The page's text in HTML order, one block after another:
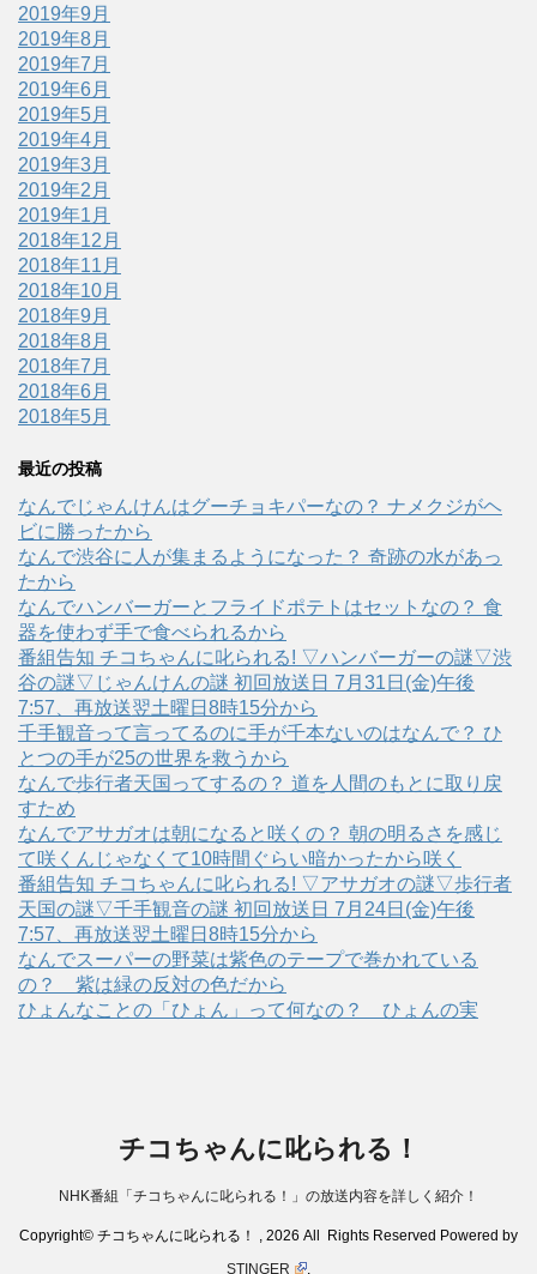
2019年9月
2019年8月
2019年7月
2019年6月
2019年5月
2019年4月
2019年3月
2019年2月
2019年1月
2018年12月
2018年11月
2018年10月
2018年9月
2018年8月
2018年7月
2018年6月
2018年5月
最近の投稿
なんでじゃんけんはグーチョキパーなの？ ナメクジがヘ
ビに勝ったから
なんで渋谷に人が集まるようになった？ 奇跡の水があっ
たから
なんでハンバーガーとフライドポテトはセットなの？ 食
器を使わず手で食べられるから
番組告知 チコちゃんに叱られる! ▽ハンバーガーの謎▽渋
谷の謎▽じゃんけんの謎 初回放送日 7月31日(金)午後
7:57、再放送翌土曜日8時15分から
千手観音って言ってるのに手が千本ないのはなんで？ ひ
とつの手が25の世界を救うから
なんで歩行者天国ってするの？ 道を人間のもとに取り戻
すため
なんでアサガオは朝になると咲くの？ 朝の明るさを感じ
て咲くんじゃなくて10時間ぐらい暗かったから咲く
番組告知 チコちゃんに叱られる! ▽アサガオの謎▽歩行者
天国の謎▽千手観音の謎 初回放送日 7月24日(金)午後
7:57、再放送翌土曜日8時15分から
なんでスーパーの野菜は紫色のテープで巻かれている
の？ 紫は緑の反対の色だから
ひょんなことの「ひょん」って何なの？ ひょんの実
チコちゃんに叱られる！
NHK番組「チコちゃんに叱られる！」の放送内容を詳しく紹介！
Copyright© チコちゃんに叱られる！ , 2026 All Rights Reserved Powered by
STINGER
.